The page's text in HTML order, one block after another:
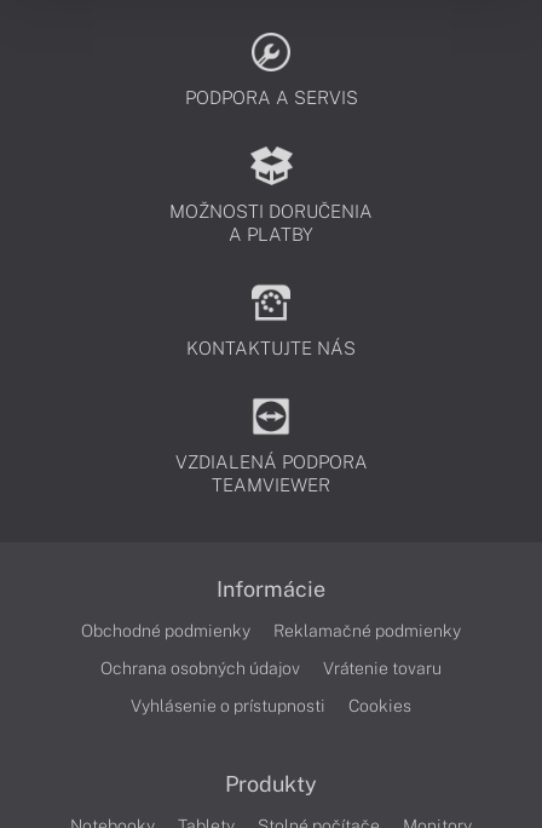
PODPORA A SERVIS
MOŽNOSTI DORUČENIA
A PLATBY
KONTAKTUJTE NÁS
VZDIALENÁ PODPORA
TEAMVIEWER
Informácie
Obchodné podmienky
Reklamačné podmienky
Ochrana osobných údajov
Vrátenie tovaru
Vyhlásenie o prístupnosti
Cookies
Produkty